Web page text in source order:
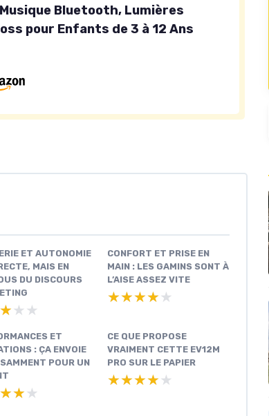
Bluetooth, Lumières
pour Enfants de 3 à 12 Ans
ET AUTONOMIE
MAIS EN
DU DISCOURS
CONFORT ET PRISE EN
MAIN : LES GAMINS SONT À
L’AISE ASSEZ VITE
★★★★★
★★★★★
ET
: ÇA ENVOIE
POUR UN
CE QUE PROPOSE
VRAIMENT CETTE EV12M
PRO SUR LE PAPIER
★★★★★
★★★★★